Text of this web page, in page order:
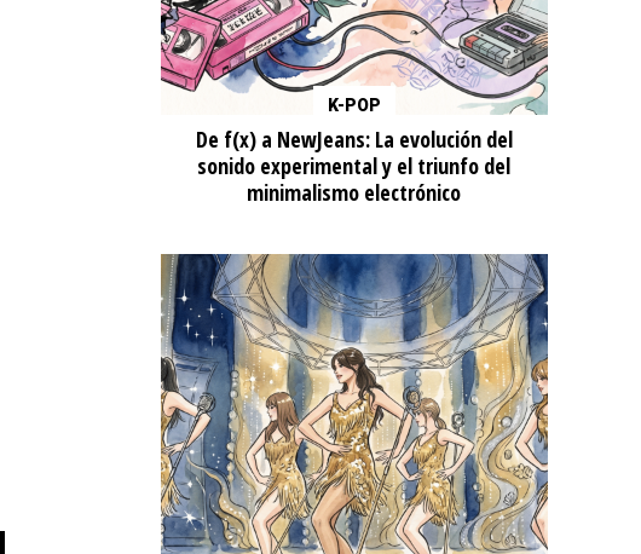
K-POP
De f(x) a NewJeans: La evolución del
sonido experimental y el triunfo del
minimalismo electrónico